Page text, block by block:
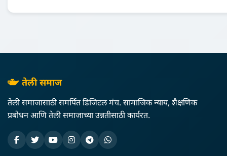
तेली समाज
तेली समाजासाठी समर्पित डिजिटल मंच. सामाजिक न्याय, शैक्षणिक
प्रबोधन आणि तेली समाजाच्या उन्नतीसाठी कार्यरत.